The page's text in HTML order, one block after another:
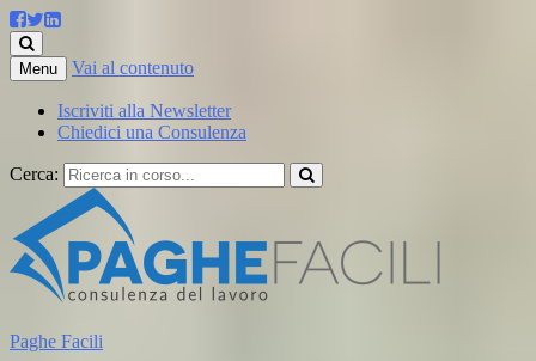
Menu Vai al contenuto
Iscriviti alla Newsletter
Chiedici una Consulenza
Cerca:
Paghe Facili